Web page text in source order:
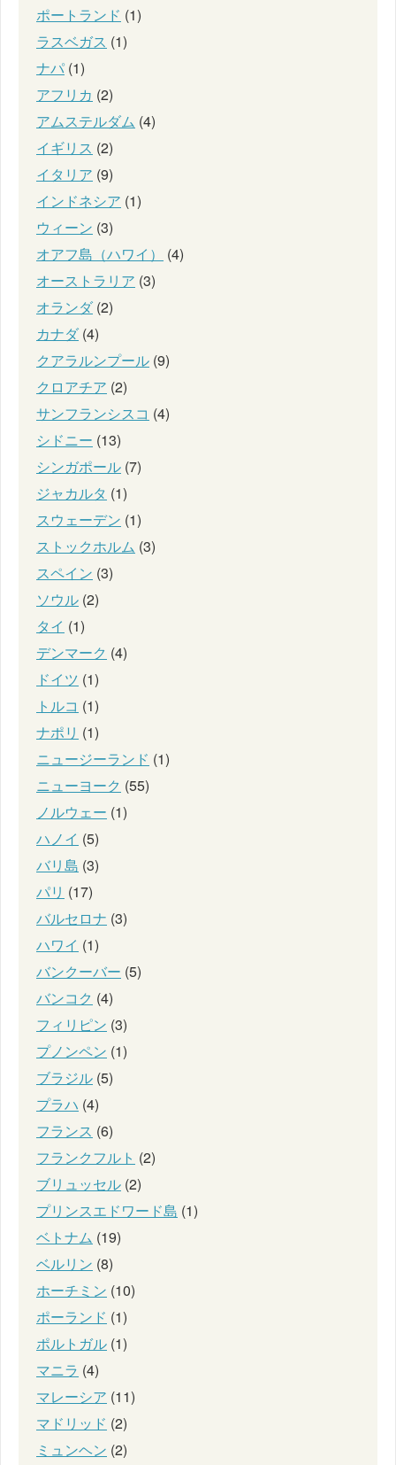
ポートランド (1)
ラスベガス (1)
ナパ (1)
アフリカ (2)
アムステルダム (4)
イギリス (2)
イタリア (9)
インドネシア (1)
ウィーン (3)
オアフ島（ハワイ）
(4)
オーストラリア (3)
オランダ(2)
カナダ(4)
クアラルンプール (9)
クロアチア (2)
サンフランシスコ (4)
シドニー (13)
シンガポール (7)
ジャカルタ (1)
スウェーデン (1)
ストックホルム (3)
スペイン (3)
ソウル (2)
タイ (1)
デンマーク (4)
ドイツ (1)
トルコ (1)
ナポリ (1)
ニュージーランド (1)
ニューヨーク (55)
ノルウェー (1)
ハノイ (5)
バリ島 (3)
パリ (17)
バルセロナ (3)
ハワイ (1)
バンクーバー (5)
バンコク (4)
フィリピン (3)
プノンペン (1)
ブラジル (5)
プラハ (4)
フランス (6)
フランクフルト (2)
ブリュッセル (2)
プリンスエドワード島 (1)
ベトナム (19)
ベルリン (8)
ホーチミン (10)
ポーランド (1)
ポルトガル (1)
マニラ (4)
マレーシア (11)
マドリッド (2)
ミュンヘン (2)